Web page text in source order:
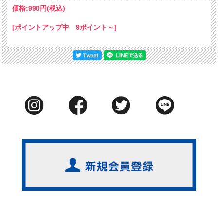
価格:990円(税込)
[ポイントアップ中 9ポイント～]